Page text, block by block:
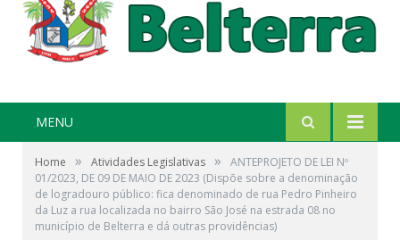
MENU
Home » Atividades Legislativas »
ANTEPROJETO DE LEI Nº
01/2023, DE 09 DE MAIO DE 2023 (Dispõe sobre a denominação
de logradouro público: fica denominado de rua Pedro Pinheiro
da Luz a rua localizada no bairro São José na estrada 08 no
município de Belterra e dá outras providências)